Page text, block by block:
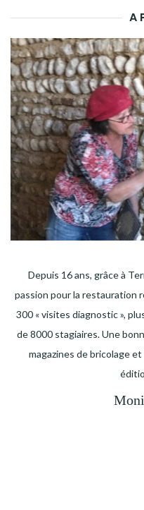
A
Depuis 16 ans, grâce à
passion pour la restauration
300 « visites diagnostic »,
de 8000 stagiaires. Une
magazines de bricolage